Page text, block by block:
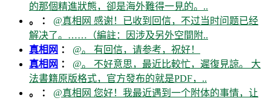
的那個精進狀態，卻是海外難得一見的。..
。 ： @真相网 感谢！已收到回信，不过当时问题已经
解决了。……（編註：因涉及另外空間附..
真相网 ： @。 有回信，请参考，祝好！
真相网 ： @。 不好意思，最近比較忙，遲復見諒。 大
法書籍原版格式，官方發布的就是PDF，..
。 ： @真相网 您好！我最近遇到一个附体的事情，让